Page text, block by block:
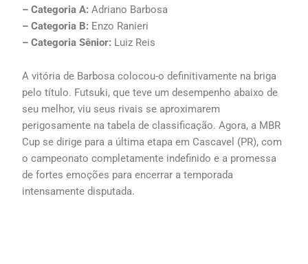
– Categoria A: Adriano Barbosa
– Categoria B: Enzo Ranieri
– Categoria Sênior: Luiz Reis
A vitória de Barbosa colocou-o definitivamente na briga
pelo título. Futsuki, que teve um desempenho abaixo de
seu melhor, viu seus rivais se aproximarem
perigosamente na tabela de classificação. Agora, a MBR
Cup se dirige para a última etapa em Cascavel (PR), com
o campeonato completamente indefinido e a promessa
de fortes emoções para encerrar a temporada
intensamente disputada.